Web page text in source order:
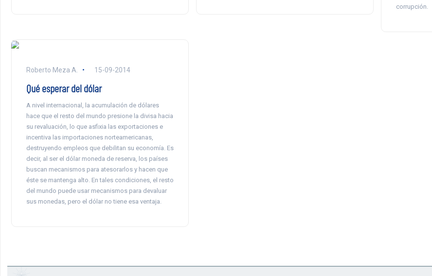
corrupción.
Roberto Meza A. 15-09-2014
Qué esperar del dólar
A nivel internacional, la acumulación de dólares
hace que el resto del mundo presione la divisa hacia
su revaluación, lo que asfixia las exportaciones e
incentiva las importaciones norteamericanas,
destruyendo empleos que debilitan su economía. Es
decir, al ser el dólar moneda de reserva, los países
buscan mecanismos para atesorarlos y hacen que
éste se mantenga alto. En tales condiciones, el resto
del mundo puede usar mecanismos para devaluar
sus monedas, pero el dólar no tiene esa ventaja.